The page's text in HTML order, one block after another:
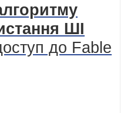
ШІ
до Fable